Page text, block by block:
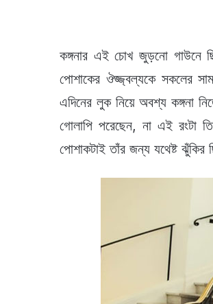
কঙ্গনার এই চোখ জুড়নো গাউনে
পোশাকের ঔজ্জ্বল্যকে সকলের
এদিনের লুক নিয়ে অবশ্য কঙ্গনা
গোলাপি পরেছেন, না এই রংটা
পোশাকটাই তাঁর জন্য যথেষ্ট